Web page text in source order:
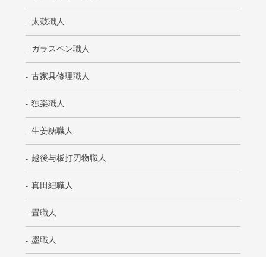
太鼓職人
ガラスペン職人
古家具修理職人
独楽職人
生姜糖職人
越後与板打刃物職人
真田紐職人
畳職人
墨職人